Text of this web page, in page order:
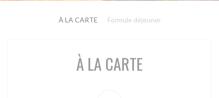
À LA CARTE Formule déjeuner
À LA CARTE